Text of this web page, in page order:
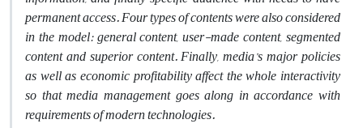
permanent access. Four types of contents were also considered
in the model: general content, user-made content, segmented
content and superior content. Finally, media’s major policies
as well as economic profitability affect the whole interactivity
so that media management goes along in accordance with
requirements of modern technologies.